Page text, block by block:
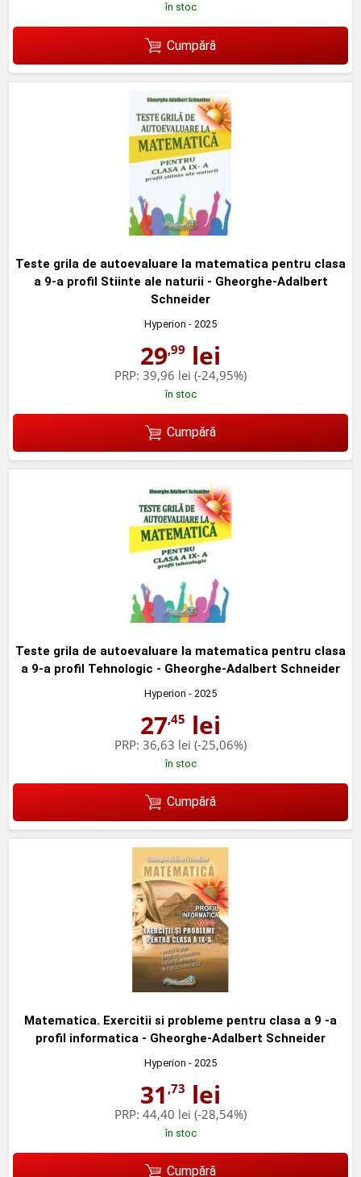
în stoc
Cumpără
Teste grila de autoevaluare la matematica pentru clasa
a 9-a profil Stiinte ale naturii - Gheorghe-Adalbert
Schneider
Hyperion - 2025
29,99 lei
PRP: 39,96 lei (-24,95%)
în stoc
Cumpără
Teste grila de autoevaluare la matematica pentru clasa
a 9-a profil Tehnologic - Gheorghe-Adalbert Schneider
Hyperion - 2025
27,45 lei
PRP: 36,63 lei (-25,06%)
în stoc
Cumpără
Matematica. Exercitii si probleme pentru clasa a 9 -a
profil informatica - Gheorghe-Adalbert Schneider
Hyperion - 2025
31 ,73 lei
PRP: 44,40 lei (-28,54%)
în stoc
Cumpără